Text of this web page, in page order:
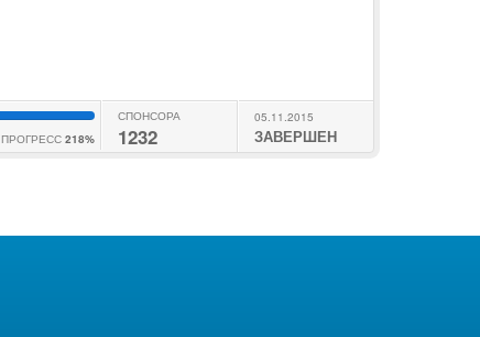
ПРОГРЕСС 218%
СПОНСОРА
1232
05.11.2015
ЗАВЕРШЕН